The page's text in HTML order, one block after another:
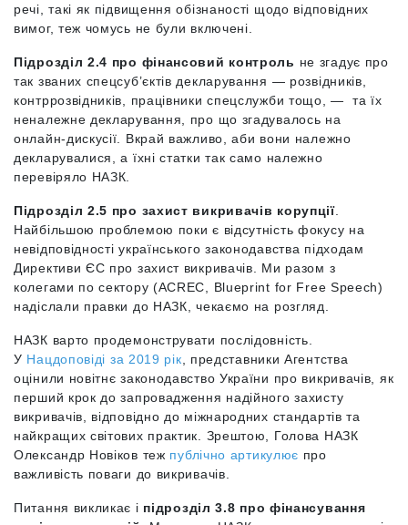
речі, такі як підвищення обізнаності щодо відповідних
вимог, теж чомусь не були включені.
Підрозділ 2.4 про фінансовий контроль не згадує про
так званих спецсуб’єктів декларування — розвідників,
контррозвідників, працівники спецслужби тощо, — та їх
неналежне декларування, про що згадувалось на
онлайн-дискусії. Вкрай важливо, аби вони належно
декларувалися, а їхні статки так само належно
перевіряло НАЗК.
Підрозділ 2.5 про захист викривачів корупції.
Найбільшою проблемою поки є відсутність фокусу на
невідповідності українського законодавства підходам
Директиви ЄС про захист викривачів. Ми разом з
колегами по сектору (ACREC, Blueprint for Free Speech)
надіслали правки до НАЗК, чекаємо на розгляд.
НАЗК варто продемонструвати послідовність.
У Нацдоповіді за 2019 рік , представники Агентства
оцінили новітнє законодавство України про викривачів, як
перший крок до запровадження надійного захисту
викривачів, відповідно до міжнародних стандартів та
найкращих світових практик. Зрештою, Голова НАЗК
Олександр Новіков теж публічно артикулює про
важливість поваги до викривачів.
Питання викликає і підрозділ 3.8 про фінансування